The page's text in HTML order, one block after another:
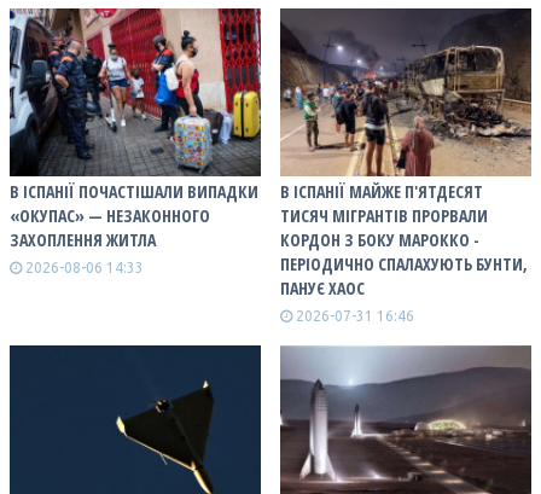
В ІСПАНІЇ ПОЧАСТІШАЛИ ВИПАДКИ
«ОКУПАС» — НЕЗАКОННОГО
ЗАХОПЛЕННЯ ЖИТЛА
2026-08-06 14:33
В ІСПАНІЇ МАЙЖЕ П'ЯТДЕСЯТ
ТИСЯЧ МІГРАНТІВ ПРОРВАЛИ
КОРДОН З БОКУ МАРОККО -
ПЕРІОДИЧНО СПАЛАХУЮТЬ БУНТИ,
ПАНУЄ ХАОС
2026-07-31 16:46